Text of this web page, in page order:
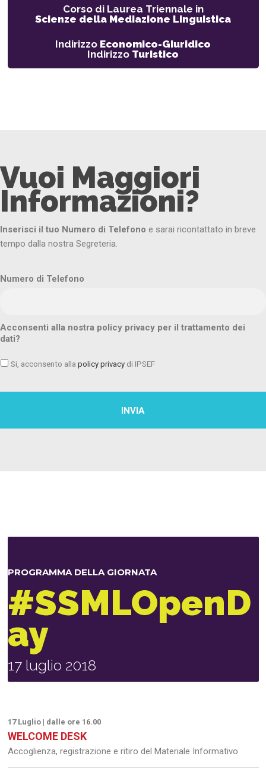
Corso di Laurea Triennale in
Scienze della Mediazione Linguistica
Indirizzo Economico-Giuridico
Indirizzo Turistico
Vuoi Maggiori
Informazioni?
Inserisci il tuo Numero di Telefono e sarai ricontattato in breve
tempo dalla nostra Segreteria.
Numero di Telefono
Acconsenti alla nostra policy privacy per il trattamento dei
dati?
Si, acconsento alla policy privacy di IPSEF
PROGRAMMA DELLA GIORNATA
#SSMLOpenD
ay
17 luglio 2018
17 Luglio | dalle ore 16.00
WELCOME DESK
Accoglienza, registrazione e ritiro del Materiale Informativo